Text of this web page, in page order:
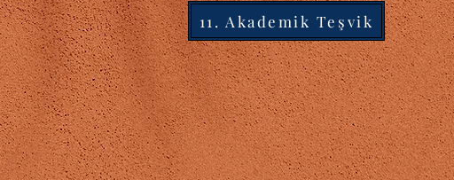
11. Akademik Teşvik